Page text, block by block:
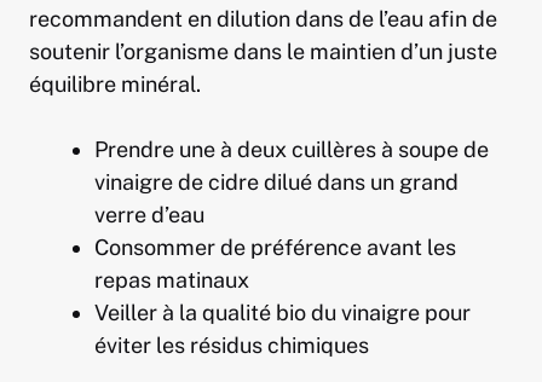
recommandent en dilution dans de l’eau afin de
soutenir l’organisme dans le maintien d’un juste
équilibre minéral.
Prendre une à deux cuillères à soupe de
vinaigre de cidre dilué dans un grand
verre d’eau
Consommer de préférence avant les
repas matinaux
Veiller à la qualité bio du vinaigre pour
éviter les résidus chimiques